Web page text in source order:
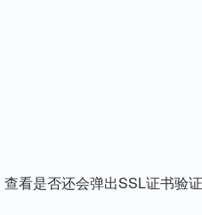
看是否还会弹出SSL证书验